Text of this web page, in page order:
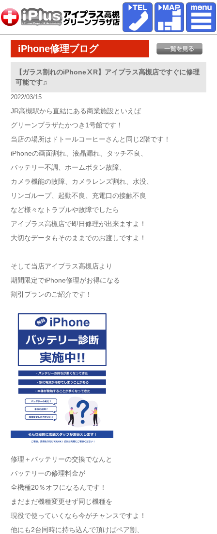
iPhone修理ブログ
【ガラス割れのiPhoneⅩR】アイプラス高槻店ですぐに修理
可能です♫
2022/03/15
JR高槻駅から直結にある商業施設といえば
グリーンプラザたかつき1号館です！
当店の場所はドトールコーヒーさんと同じ2階です！
iPhoneの画面割れ、液晶漏れ、タッチ不良、
バッテリー不調、ホームボタン故障、
カメラ機能の故障、カメラレンズ割れ、水没、
リンゴループ、起動不良、充電口の接触不良
など様々なトラブルや故障でしたら
アイプラス高槻店で即日修理が出来ますよ！
大切なデータもそのままでのお渡しですよ！
そして当店アイプラス高槻店より
期間限定でiPhone修理がお得になる
割引プランのご紹介です！
修理＋バッテリーの交換でなんと
バッテリーの修理料金が
全機種20％オフになるんです！
まだまだ機種変更せず同じ機種を
現役で使っていくなら今がチャンスですよ！
他にも2台同時に持ち込んで頂けばペア割、